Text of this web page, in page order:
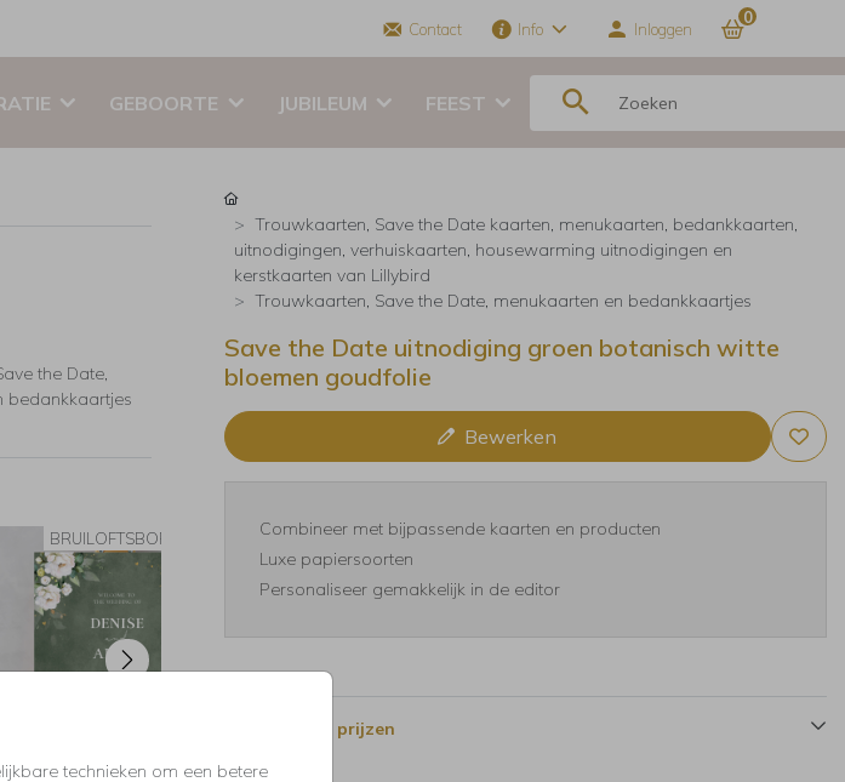
Contact Info Inloggen
0
GEBOORTE JUBILEUM FEEST
technieken om een betere
the Date,
bedankkaartjes
BRUILOFTSBORD NAAMKAARTJES GASTENBOEK
Trouwkaarten, Save the Date kaarten, menukaarten, bedankkaarten,
uitnodigingen, verhuiskaarten, housewarming uitnodigingen en
kerstkaarten van Lillybird
Trouwkaarten, Save the Date, menukaarten en bedankkaartjes
Save the Date uitnodiging groen botanisch witte
bloemen goudfolie
Bewerken
Combineer met bijpassende kaarten en producten
Luxe papiersoorten
Personaliseer gemakkelijk in de editor
Formaten en prijzen